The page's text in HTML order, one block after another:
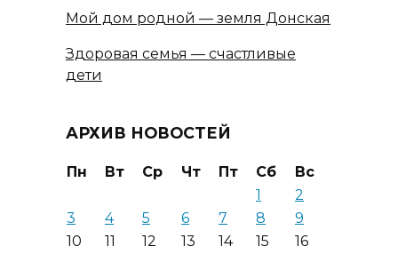
Мой дом родной — земля Донская
Здоровая семья — счастливые
дети
АРХИВ НОВОСТЕЙ
Пн Вт Ср Чт Пт Сб
Вс
1
2
3
4 5 6 7 8
9
10
11 12 13 14 15
16